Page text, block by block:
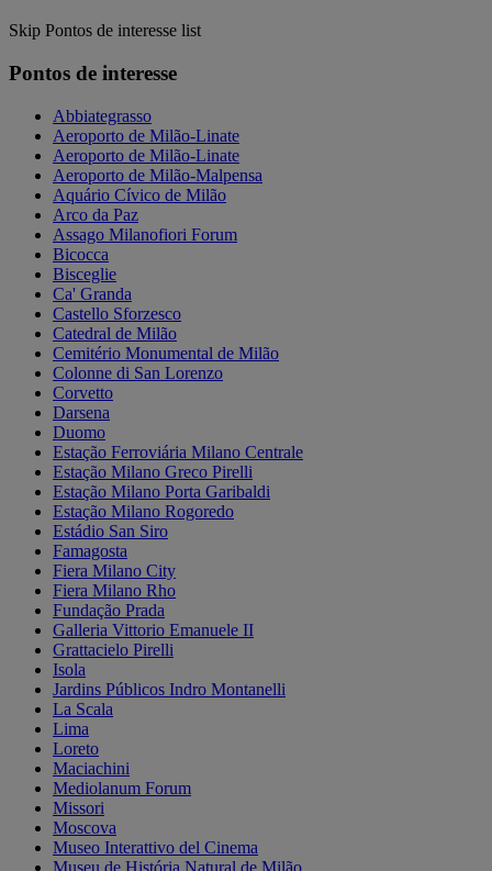
Skip Pontos de interesse list
Pontos de interesse
Abbiategrasso
Aeroporto de Milão-Linate
Aeroporto de Milão-Linate
Aeroporto de Milão-Malpensa
Aquário Cívico de Milão
Arco da Paz
Assago Milanofiori Forum
Bicocca
Bisceglie
Ca' Granda
Castello Sforzesco
Catedral de Milão
Cemitério Monumental de Milão
Colonne di San Lorenzo
Corvetto
Darsena
Duomo
Estação Ferroviária Milano Centrale
Estação Milano Greco Pirelli
Estação Milano Porta Garibaldi
Estação Milano Rogoredo
Estádio San Siro
Famagosta
Fiera Milano City
Fiera Milano Rho
Fundação Prada
Galleria Vittorio Emanuele II
Grattacielo Pirelli
Isola
Jardins Públicos Indro Montanelli
La Scala
Lima
Loreto
Maciachini
Mediolanum Forum
Missori
Moscova
Museo Interattivo del Cinema
Museu de História Natural de Milão